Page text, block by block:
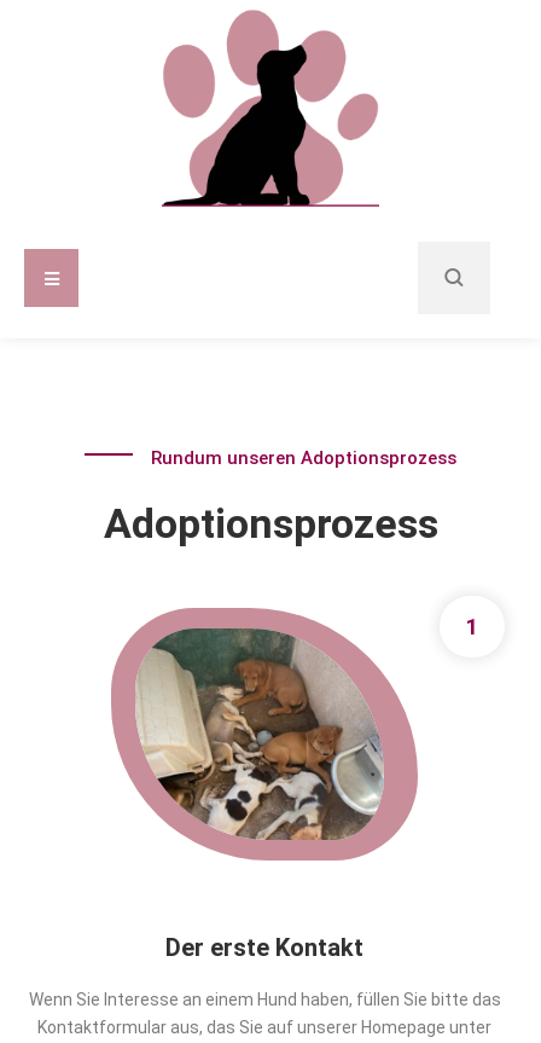
Rundum unseren Adoptionsprozess
Adoptionsprozess
1
Der erste Kontakt
Wenn Sie Interesse an einem Hund haben, füllen Sie bitte das
Kontaktformular aus, das Sie auf unserer Homepage unter